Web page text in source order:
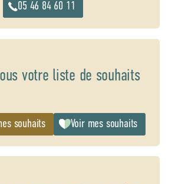
05 46 84 60 11
votre liste de souhaits
souhaits Voir mes souhaits